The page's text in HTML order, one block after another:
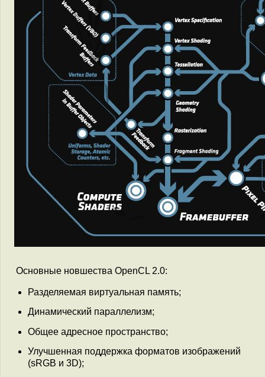
Основные новшества OpenCL 2.0:
Разделяемая виртуальная память;
Динамический параллелизм;
Общее адресное пространство;
Улучшенная поддержка форматов изображений
(sRGB и 3D);